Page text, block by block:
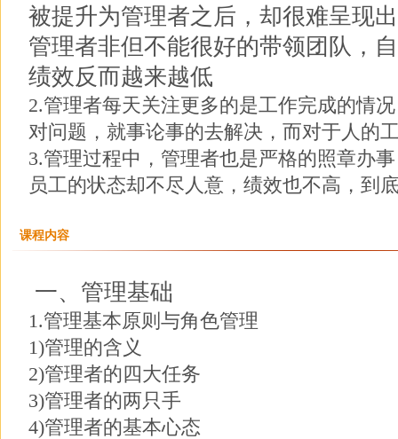
被提升为管理者之后，却很难呈现
管理者非但不能很好的带领团队，
绩效反而越来越低
2.管理者每天关注更多的是工作完成的情
对问题，就事论事的去解决，而对于人的
3.管理过程中，管理者也是严格的照章办
员工的状态却不尽人意，绩效也不高，到
课程内容
一、管理基础
1.管理基本原则与角色管理
1)管理的含义
2)管理者的四大任务
3)管理者的两只手
4)管理者的基本心态